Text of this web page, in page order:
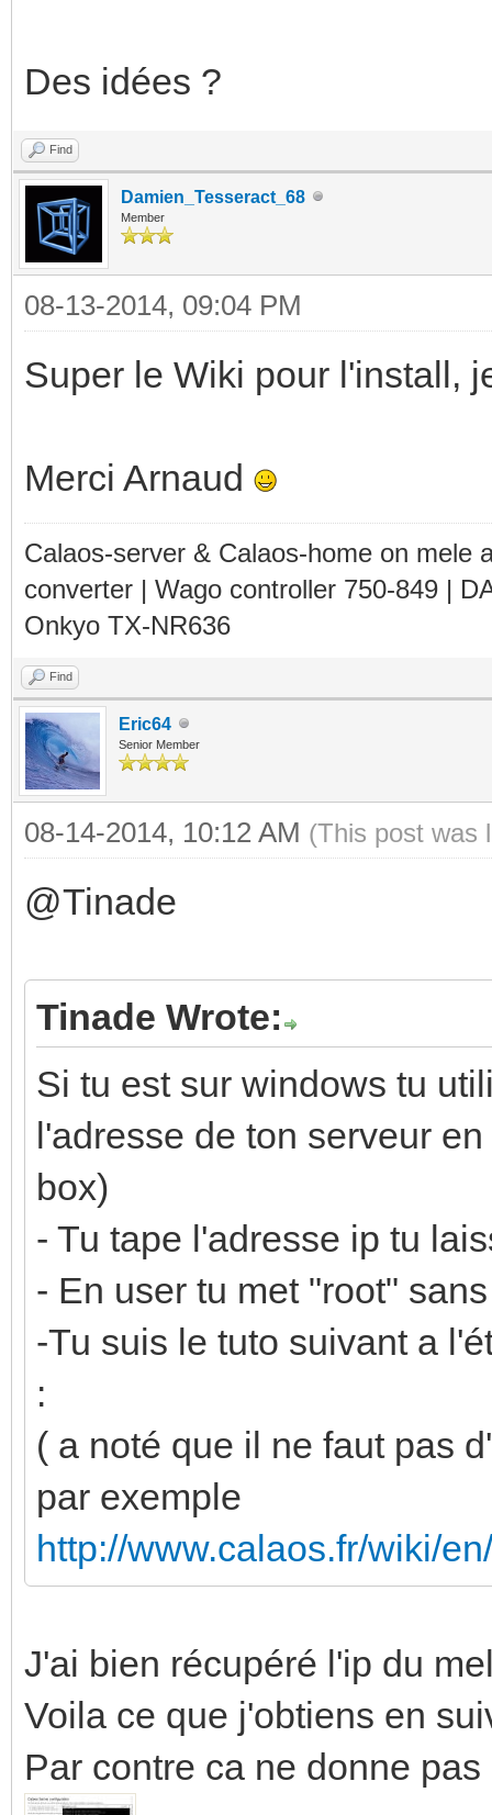
Des idées ?
Find
Damien_Tesseract_68
Member
08-13-2014, 09:04 PM
Super le Wiki pour l'install,
Merci Arnaud
Calaos-server & Calaos-home on mele
converter | Wago controller 750-849 |
Onkyo TX-NR636
Find
Eric64
Senior Member
08-14-2014, 10:12 AM (This post was
@Tinade
Tinade Wrote:
Si tu est sur windows tu
l'adresse de ton serveur
box)
- Tu tape l'adresse ip tu
- En user tu met "root"
-Tu suis le tuto suivant a
:
( a noté que il ne faut pas
par exemple
http://www.calaos.fr/wiki/
J'ai bien récupéré l'ip du
Voila ce que j'obtiens en
Par contre ca ne donne